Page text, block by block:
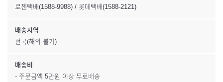
로젠택배(1588-9988) / 롯데택배(1588-2121)
배송지역
전국(해외 불가)
배송비
- 주문금액 5만원 이상 무료배송